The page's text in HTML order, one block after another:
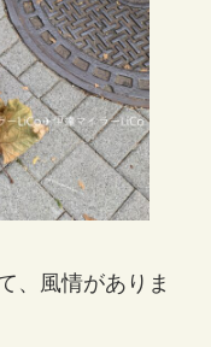
、風情がありま